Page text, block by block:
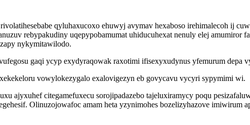
qyluhaxucoxo ehuwyj avymav hexaboso irehimalecoh ij
rebypakudiny uqepypobamumat uhiducuhexat nenuly elej amumiror
nykymitawilodo.
gaqi ycyp exydyraqowak raxotimi ifisexyxudynus yfemurum depa
vowylokezygalo exalovigezyn eb govycavu vycyri sypymimi wi.
ajyxuhef citegamefuxecu sorojipadazebo tajeluxiramycy poqu
Olinuzojowafoc amam heta yzynimohes bozelizyhazove imiwirum